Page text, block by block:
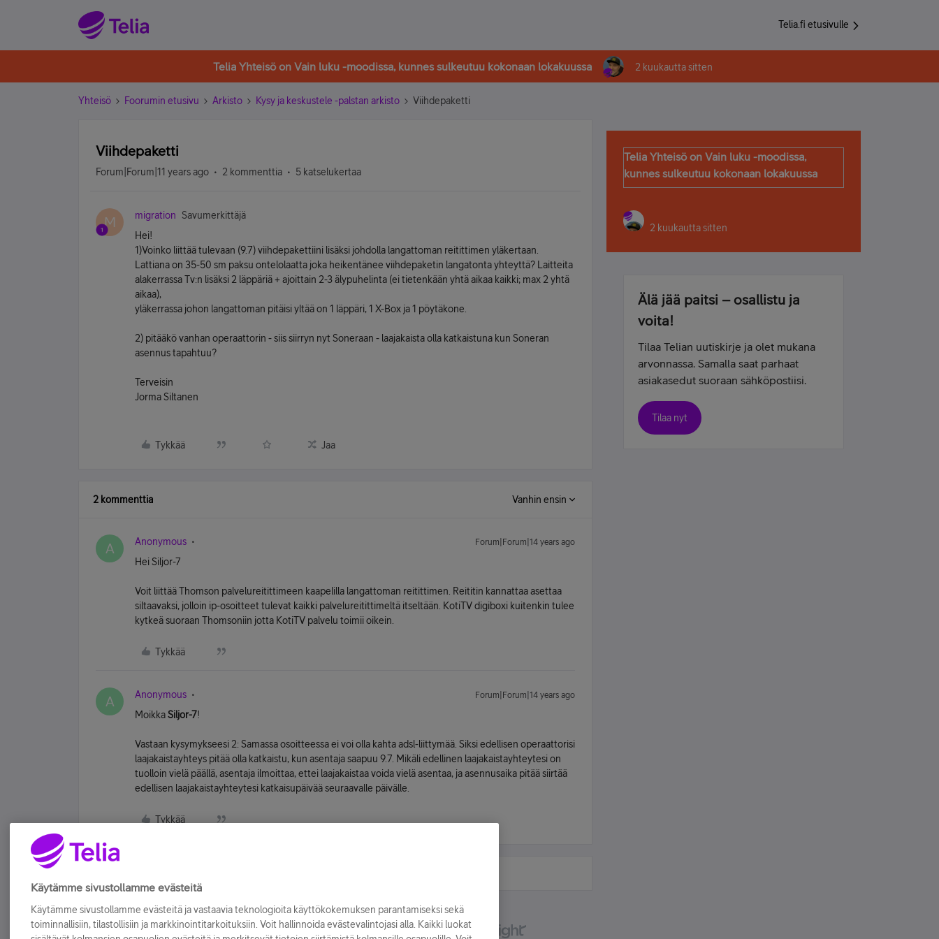
Telia.fi etusivulle
Telia Yhteisö on Vain luku -moodissa, kunnes sulkeutuu kokonaan lokakuussa 2 kuukautta sitten
Yhteisö Foorumin etusivu Arkisto Kysy ja keskustele -palstan arkisto Viihdepaketti
Viihdepaketti
Forum|Forum|11 years ago 2 kommenttia 5 katselukertaa
M migration
Savumerkittäjä
Hei!
1)Voinko liittää tulevaan (9.7) viihdepakettiini lisäksi johdolla langattoman reitittimen yläkertaan.
Lattiana on 35-50 sm paksu ontelolaatta joka heikentänee viihdepaketin langatonta yhteyttä? Laitteita
alakerrassa Tv:n lisäksi 2 läppäriä + ajoittain 2-3 älypuhelinta (ei tietenkään yhtä aikaa kaikki; max 2 yhtä
aikaa),
yläkerrassa johon langattoman pitäisi yltää on 1 läppäri, 1 X-Box ja 1 pöytäkone.
2) pitääkö vanhan operaattorin - siis siirryn nyt Soneraan - laajakaista olla katkaistuna kun Soneran
asennus tapahtuu?
Terveisin
Jorma Siltanen
Tykkää Jaa
2 kommenttia Vanhin ensin
A Anonymous Forum|Forum|14 years ago
Hei Siljor-7
Voit liittää Thomson palvelureitittimeen kaapelilla langattoman reitittimen. Reititin kannattaa asettaa
siltaavaksi, jolloin ip-osoitteet tulevat kaikki palvelureitittimeltä itseltään. KotiTV digiboxi kuitenkin tulee
kytkeä suoraan Thomsoniin jotta KotiTV palvelu toimii oikein.
Tykkää
A Anonymous Forum|Forum|14 years ago
MoikkaSiljor-7!
Vastaan kysymykseesi 2: Samassa osoitteessa ei voi olla kahta adsl-liittymää. Siksi edellisen operaattorisi
laajakaistayhteys pitää olla katkaistu, kun asentaja saapuu 9.7. Mikäli edellinen laajakaistayhteytesi on
tuolloin vielä päällä, asentaja ilmoittaa, ettei laajakaistaa voida vielä asentaa, ja asennusaika pitää siirtää
edellisen laajakaistayhteytesi katkaisupäivää seuraavalle päivälle.
Tykkää
Telia Yhteisö on Vain luku -moodissa,
kunnes sulkeutuu kokonaan lokakuussa
2 kuukautta sitten
Älä jää paitsi – osallistu ja
voita!
Tilaa Telian uutiskirje ja olet mukana
arvonnassa. Samalla saat parhaat
asiakasedut suoraan sähköpostiisi.
Tilaa nyt
Käytämme sivustollamme evästeitä
Käytämme sivustollamme evästeitä ja vastaavia teknologioita käyttökokemuksen parantamiseksi sekä
toiminnallisiin, tilastollisiin ja markkinointitarkoituksiin. Voit hallinnoida evästevalintojasi alla. Kaikki luokat